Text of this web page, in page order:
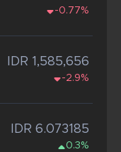
-0.77%
IDR 1,585,656
-2.9%
IDR 6.073185
0.3%